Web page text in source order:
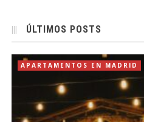
ÚLTIMOS POSTS
APARTAMENTOS EN MADRID